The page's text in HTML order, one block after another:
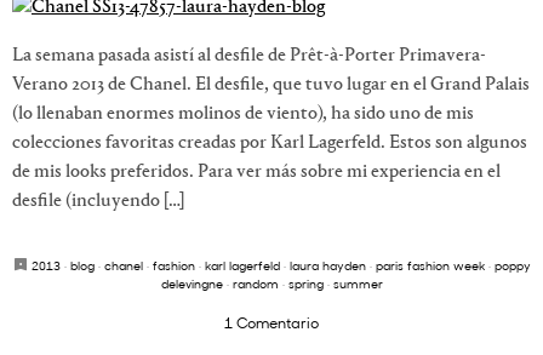
La semana pasada asistí al desfile de Prêt-à-Porter Primavera-
Verano 2013 de Chanel. El desfile, que tuvo lugar en el Grand Palais
(lo llenaban enormes molinos de viento), ha sido uno de mis
colecciones favoritas creadas por Karl Lagerfeld. Estos son algunos
de mis looks preferidos. Para ver más sobre mi experiencia en el
desfile (incluyendo […]
2013· blog· chanel· fashion· karl lagerfeld· laura hayden· paris fashion week· poppy
delevingne· random · spring· summer
1 Comentario